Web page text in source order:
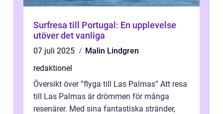
Surfresa till Portugal: En upplevelse
utöver det vanliga
07 juli 2025
Malin Lindgren
redaktionel
Översikt över ”flyga till Las Palmas” Att resa
till Las Palmas är drömmen för många
resenärer. Med sina fantastiska stränder,